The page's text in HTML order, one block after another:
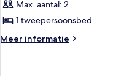
Standaard
tweepersoonskamer,
1
Max. aantal: 2
1 tweepersoonsbed
Meer informatie
Meer